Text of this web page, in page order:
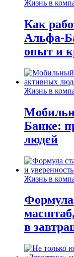
Жизнь в
Как
Альфа-
опыт и
Жизнь в
Банке:
людей
Жизнь в
Формула
в